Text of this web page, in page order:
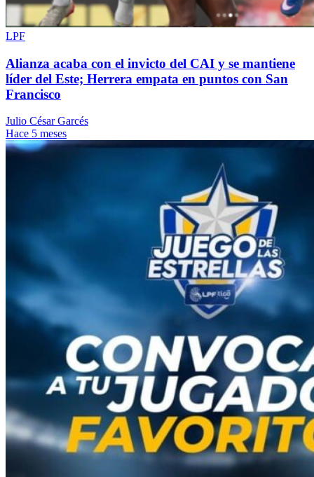
LPF
Alianza acaba con el invicto del CAI y se mantiene
líder del Este; Herrera empata en puntos con San
Francisco
Julio César Garcés
Hace 5 meses